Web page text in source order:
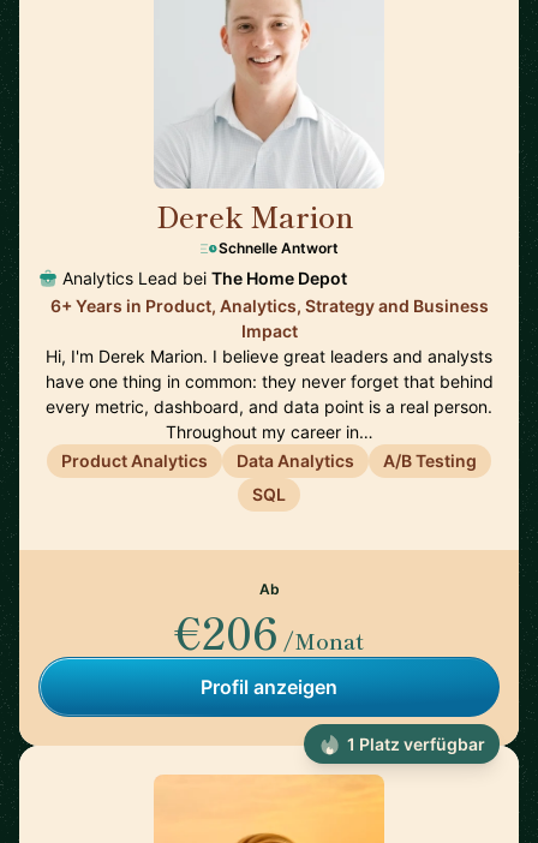
Derek Marion
Schnelle Antwort
Analytics Lead bei The Home Depot
6+ Years in Product, Analytics, Strategy and Business
Impact
Hi, I'm Derek Marion. I believe great leaders and analysts
have one thing in common: they never forget that behind
every metric, dashboard, and data point is a real person.
Throughout my career in…
Product Analytics
Data Analytics
A/B Testing
SQL
Ab
€206 /Monat
Profil anzeigen
1 Platz verfügbar